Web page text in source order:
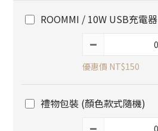
ROOMMI / 10W USB充電器
優惠價 NT$150
禮物包裝 (顏色款式隨機)